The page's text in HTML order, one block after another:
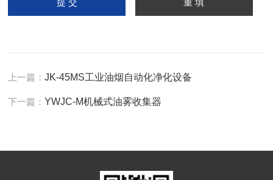
上一篇：JK-45MS工业油烟自动化净化设备
下一篇：YWJC-M机械式油雾收集器